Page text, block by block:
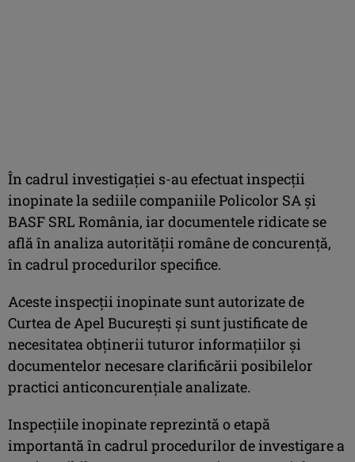
În cadrul investigaţiei s-au efectuat inspecţii
inopinate la sediile companiile Policolor SA şi
BASF SRL România, iar documentele ridicate se
află în analiza autorităţii române de concurenţă,
în cadrul procedurilor specifice.
Aceste inspecţii inopinate sunt autorizate de
Curtea de Apel Bucureşti şi sunt justificate de
necesitatea obţinerii tuturor informaţiilor şi
documentelor necesare clarificării posibilelor
practici anticoncurenţiale analizate.
Inspecţiile inopinate reprezintă o etapă
importantă în cadrul procedurilor de investigare a